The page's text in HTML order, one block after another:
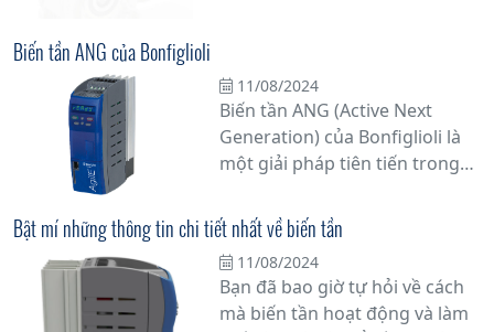
không? Hãy cùng chúng tôi
khám phá chi tiết hơn về vấn
đề này.
Biến tần ANG của Bonfiglioli
11/08/2024
Biến tần ANG (Active Next
Generation) của Bonfiglioli là
một giải pháp tiên tiến trong
servo, được thiết kế để cung
cấp hiệu suất cao và linh hoạt
trong các ứng dụng công
nghiệp đa dạng. Với nhiều tính
năng tiên tiến và khả năng tùy
Bật mí những thông tin chi tiết nhất về biến tần
11/08/2024
Bạn đã bao giờ tự hỏi về cách
mà biến tần hoạt động và làm